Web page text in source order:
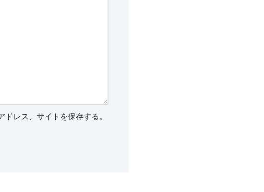
レス、サイトを保存する。